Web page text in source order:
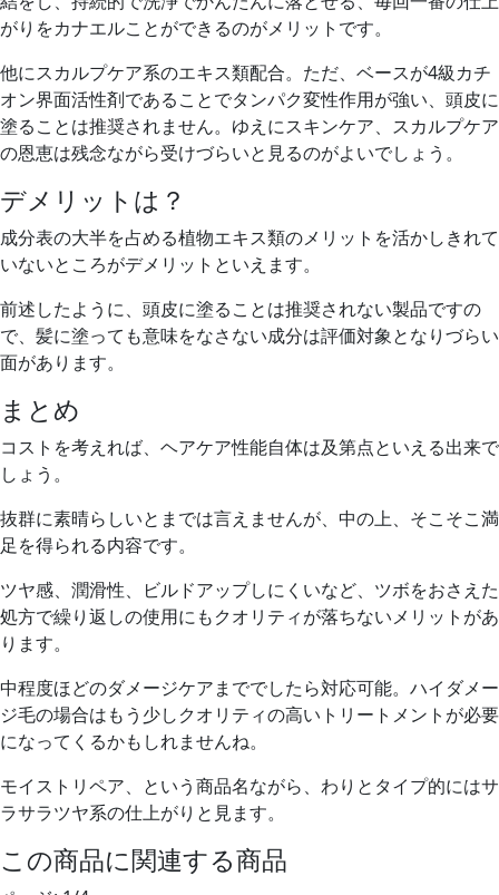
がりをカナエルことができるのがメリットです。
他にスカルプケア系のエキス類配合。ただ、ベースが4級カチ
オン界面活性剤であることでタンパク変性作用が強い、頭皮に
塗ることは推奨されません。ゆえにスキンケア、スカルプケア
の恩恵は残念ながら受けづらいと見るのがよいでしょう。
デメリットは？
成分表の大半を占める植物エキス類のメリットを活かしきれて
いないところがデメリットといえます。
前述したように、頭皮に塗ることは推奨されない製品ですの
で、髪に塗っても意味をなさない成分は評価対象となりづらい
面があります。
まとめ
コストを考えれば、ヘアケア性能自体は及第点といえる出来で
しょう。
抜群に素晴らしいとまでは言えませんが、中の上、そこそこ満
足を得られる内容です。
ツヤ感、潤滑性、ビルドアップしにくいなど、ツボをおさえた
処方で繰り返しの使用にもクオリティが落ちないメリットがあ
ります。
中程度ほどのダメージケアまででしたら対応可能。ハイダメー
ジ毛の場合はもう少しクオリティの高いトリートメントが必要
になってくるかもしれませんね。
モイストリペア、という商品名ながら、わりとタイプ的にはサ
ラサラツヤ系の仕上がりと見ます。
この商品に関連する商品